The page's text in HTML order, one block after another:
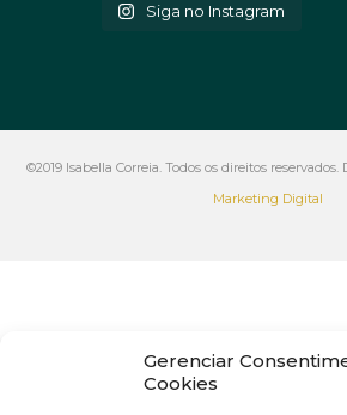
Gerenciar
Cookies
Siga no Instagram
©2019 Isabella Correia. Todos os direitos
Marketing Digital